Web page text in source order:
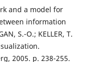
and a model for
information
S.-O.; KELLER, T.
2005. p. 238-255.